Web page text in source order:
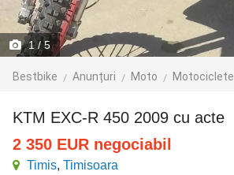
1/ 5
Bestbike Anunțuri Moto Motociclete
KTM EXC-R 450 2009 cu acte
2 350 EUR negociabil
Timis, Timisoara